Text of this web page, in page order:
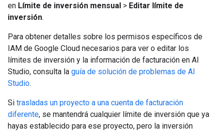
en Límite de inversión mensual > Editar límite de
inversión.
Para obtener detalles sobre los permisos específicos de
IAM de Google Cloud necesarios para ver o editar los
límites de inversión y la información de facturación en AI
Studio, consulta la guía de solución de problemas de AI
Studio.
Si trasladas un proyecto a una cuenta de facturación
diferente, se mantendrá cualquier límite de inversión que ya
hayas establecido para ese proyecto, pero la inversión